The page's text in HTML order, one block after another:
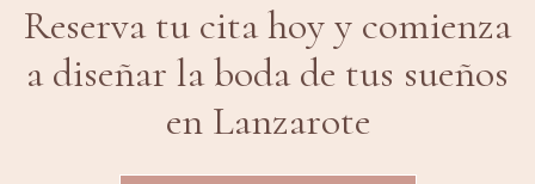
Reserva tu cita hoy y comienza
a diseñar la boda de tus sueños
en Lanzarote